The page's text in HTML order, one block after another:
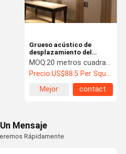
Grueso acústico de
desplazamiento del
tablero del panel 9m m de
la división de los tabiques
del ODM del OEM
MOQ:20 metros cuadrados
Precio:US$88.5 Per Square Meter
Mejor
contact
Mensaje
Rápidamente